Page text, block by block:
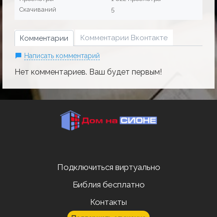
Скачиваний
5
Комментарии Комментарии Вконтакте
Написать комментарий
Нет комментариев. Ваш будет первым!
Подключиться виртуально
Библия бесплатно
Контакты